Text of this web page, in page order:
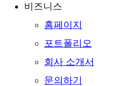
비즈니스
홈페이지
포트폴리오
회사 소개서
문의하기